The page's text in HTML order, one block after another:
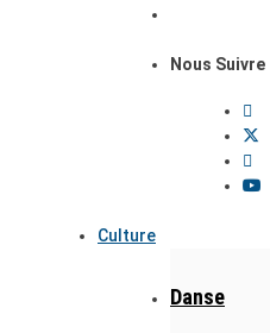
Nous Suivre
Culture
Danse